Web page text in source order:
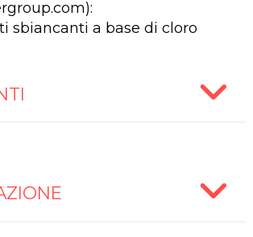
sbiancanti a base di cloro